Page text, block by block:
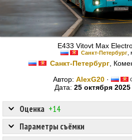
E433 Vitovt Max
Санкт-Петербург,
Санкт-Петербург ,
Автор: AlexG20 ·
Дата: 25 октября 2025
Оценка +14
Параметры съёмки